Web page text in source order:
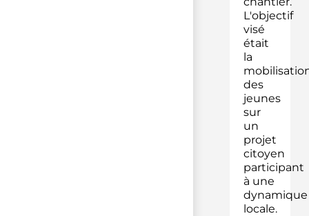
L'objectif
visé
était
la
des
jeunes
sur
un
projet
citoyen
participant
à une
dynamique
locale.